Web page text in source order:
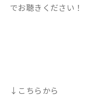
でお聴きください！
↓こちらから